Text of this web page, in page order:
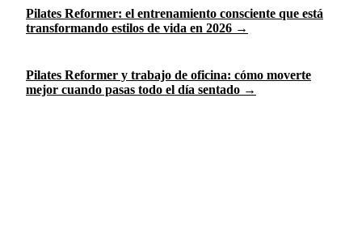
Pilates Reformer: el entrenamiento consciente que está
transformando estilos de vida en 2026 →
Pilates Reformer y trabajo de oficina: cómo moverte
mejor cuando pasas todo el día sentado →